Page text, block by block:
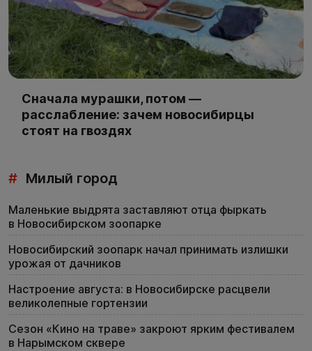
Сначала мурашки, потом —
расслабление: зачем новосибирцы
стоят на гвоздях
# Милый город
Маленькие выдрята заставляют отца фыркать
в Новосибирском зоопарке
Новосибирский зоопарк начал принимать излишки
урожая от дачников
Настроение августа: в Новосибирске расцвели
великолепные гортензии
Сезон «Кино на траве» закроют ярким фестивалем
в Нарымском сквере